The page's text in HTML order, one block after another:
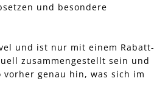
und besondere
und ist nur mit einem Rabatt-
zusammengestellt sein und
genau hin, was sich im